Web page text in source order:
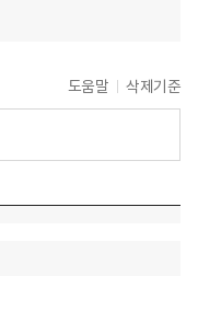
도움말 삭제기준